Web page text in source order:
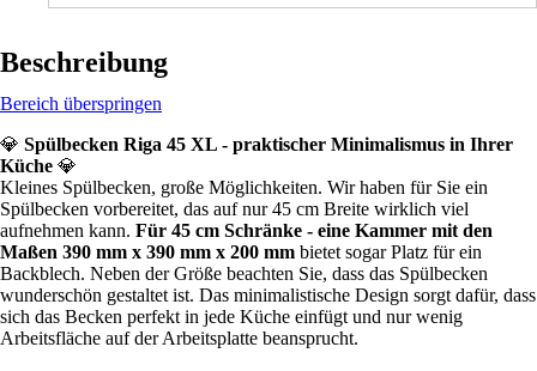
Beschreibung
Bereich überspringen
💎 Spülbecken Riga 45 XL - praktischer Minimalismus in Ihrer
Küche 💎
Kleines Spülbecken, große Möglichkeiten. Wir haben für Sie ein
Spülbecken vorbereitet, das auf nur 45 cm Breite wirklich viel
aufnehmen kann. Für 45 cm Schränke - eine Kammer mit den
Maßen 390 mm x 390 mm x 200 mm bietet sogar Platz für ein
Backblech. Neben der Größe beachten Sie, dass das Spülbecken
wunderschön gestaltet ist. Das minimalistische Design sorgt dafür, dass
sich das Becken perfekt in jede Küche einfügt und nur wenig
Arbeitsfläche auf der Arbeitsplatte beansprucht.